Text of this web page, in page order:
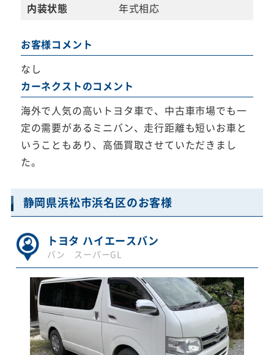
内装状態
年式相応
お客様コメント
なし
カーネクストのコメント
海外で人気の高いトヨタ車で、中古車市場でも一
定の需要があるミニバン、走行距離も短いお車と
いうこともあり、高価買取させていただきまし
た。
静岡県浜松市浜名区のお客様
トヨタ ハイエースバン
バン スーパーGL